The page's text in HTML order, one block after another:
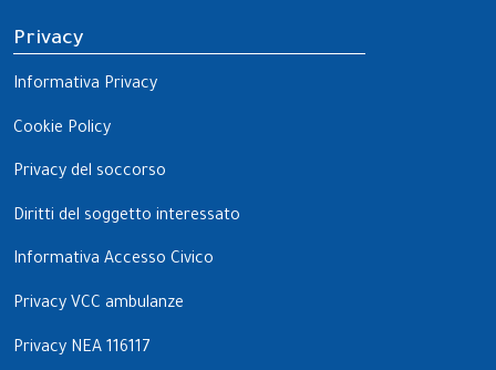
Privacy
Informativa Privacy
Cookie Policy
Privacy del soccorso
Diritti del soggetto interessato
Informativa Accesso Civico
Privacy VCC ambulanze
Privacy NEA 116117